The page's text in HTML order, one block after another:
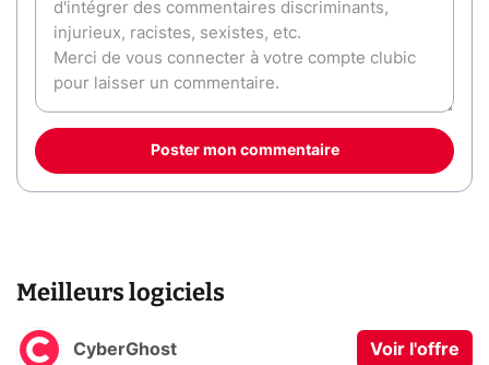
Poster mon commentaire
Meilleurs logiciels
CyberGhost Voir l'offre